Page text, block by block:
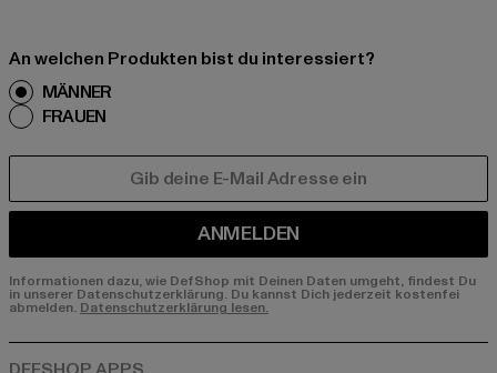
An welchen Produkten bist du interessiert?
MÄNNER
FRAUEN
ANMELDEN
Informationen dazu, wie DefShop mit Deinen Daten umgeht, findest Du
in unserer Datenschutzerklärung. Du kannst Dich jederzeit kostenfei
abmelden. Datenschutzerklärung lesen.